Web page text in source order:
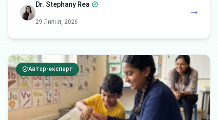
Dr. Stephany Rea
29 Липня, 2026
Автор-експерт